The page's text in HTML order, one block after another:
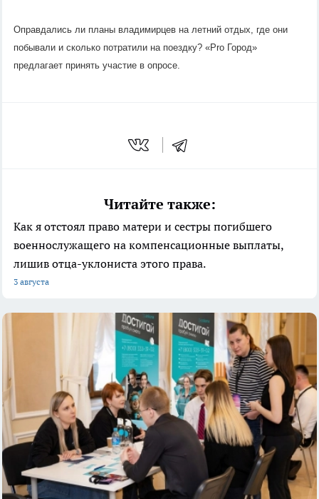
Оправдались ли планы владимирцев на летний отдых, где они
побывали и сколько потратили на поездку? «Pro Город»
предлагает принять участие в опросе.
Читайте также:
Как я отстоял право матери и сестры погибшего
военнослужащего на компенсационные выплаты,
лишив отца-уклониста этого права.
3 августа